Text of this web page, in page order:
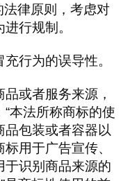
法律原则，考虑对
行规制。
行为的误导性。
或者服务来源，
“本法所称商标的使
品包装或者容器以
用于广告宣传、
于识别商品来源的